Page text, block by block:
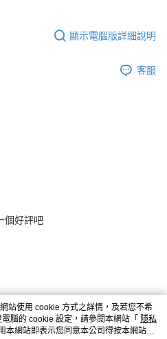
顯示電腦版詳細說明
客服
個好評吧
站使用 cookie 方式之詳情，及若您不希
腦的 cookie 設定，請參閱本網站「 隱私
本網站即表示您同意本公司得按本網站使